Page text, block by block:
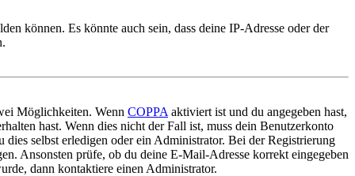
können. Es könnte auch sein, dass deine IP-Adresse oder der
Möglichkeiten. Wenn COPPA aktiviert ist und du angegeben hast,
hast. Wenn dies nicht der Fall ist, muss dein Benutzerkonto
selbst erledigen oder ein Administrator. Bei der Registrierung
Ansonsten prüfe, ob du deine E-Mail-Adresse korrekt eingegeben
dann kontaktiere einen Administrator.